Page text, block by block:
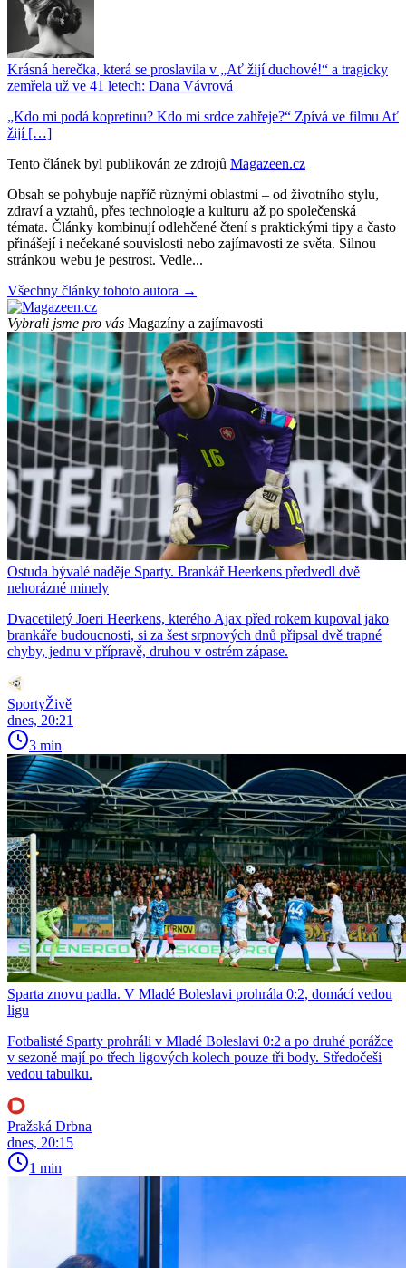
Krásná herečka, která se proslavila v „Ať žijí duchové!“ a tragicky
zemřela už ve 41 letech: Dana Vávrová
„Kdo mi podá kopretinu? Kdo mi srdce zahřeje?“ Zpívá ve filmu Ať
žijí […]
Tento článek byl publikován ze zdrojů Magazeen.cz
Obsah se pohybuje napříč různými oblastmi – od životního stylu,
zdraví a vztahů, přes technologie a kulturu až po společenská
témata. Články kombinují odlehčené čtení s praktickými tipy a často
přinášejí i nečekané souvislosti nebo zajímavosti ze světa. Silnou
stránkou webu je pestrost. Vedle...
Všechny články tohoto autora →
Vybrali jsme pro vás Magazíny a zajímavosti
Ostuda bývalé naděje Sparty. Brankář Heerkens předvedl dvě
nehorázné minely
Dvacetiletý Joeri Heerkens, kterého Ajax před rokem kupoval jako
brankáře budoucnosti, si za šest srpnových dnů připsal dvě trapné
chyby, jednu v přípravě, druhou v ostrém zápase.
SportyŽivě
dnes, 20:21
3 min
Sparta znovu padla. V Mladé Boleslavi prohrála 0:2, domácí vedou
ligu
Fotbalisté Sparty prohráli v Mladé Boleslavi 0:2 a po druhé porážce
v sezoně mají po třech ligových kolech pouze tři body. Středočeši
vedou tabulku.
Pražská Drbna
dnes, 20:15
1 min